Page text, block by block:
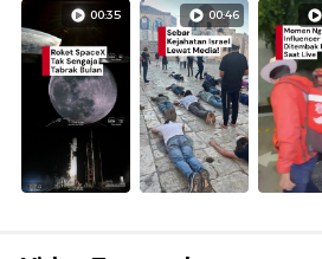
00:35 00:46